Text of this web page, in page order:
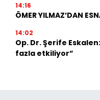
14:16
ÖMER YILMAZ’DAN
14:02
Op. Dr. Şerife
fazla etkiliyor”